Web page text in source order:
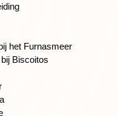
het Furnasmeer
Biscoitos